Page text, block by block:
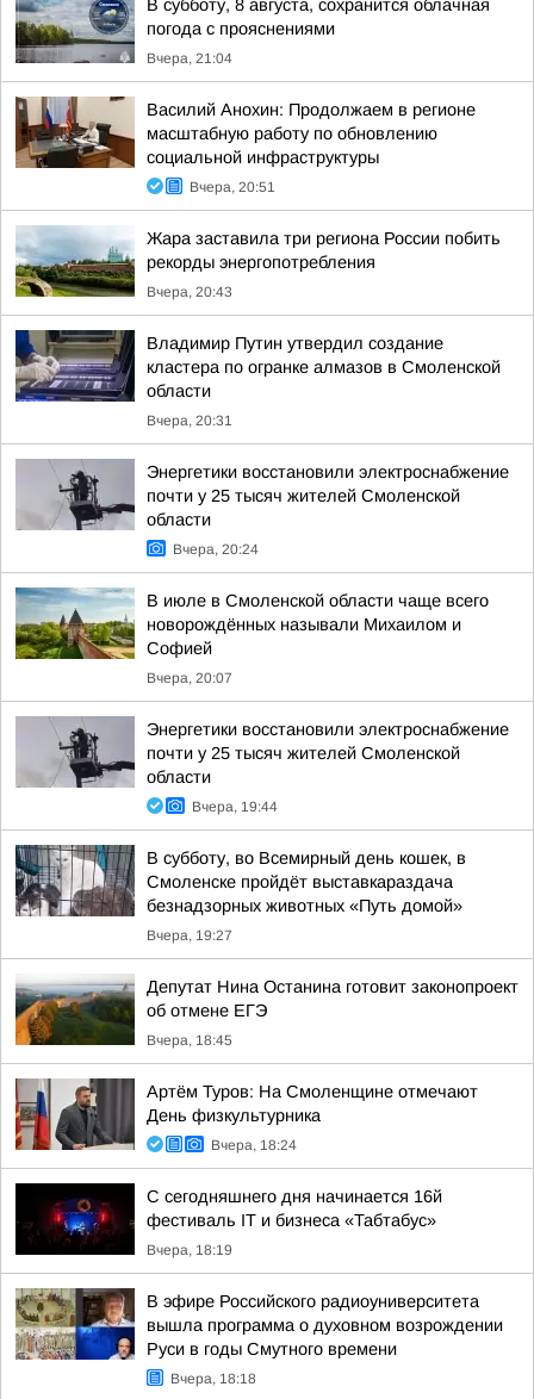
В субботу, 8 августа, сохранится облачная
погода с прояснениями
Вчера, 21:04
Василий Анохин: Продолжаем в регионе
масштабную работу по обновлению
социальной инфраструктуры
Вчера, 20:51
Жара заставила три региона России побить
рекорды энергопотребления
Вчера, 20:43
Владимир Путин утвердил создание
кластера по огранке алмазов в Смоленской
области
Вчера, 20:31
Энергетики восстановили электроснабжение
почти у 25 тысяч жителей Смоленской
области
Вчера, 20:24
В июле в Смоленской области чаще всего
новорождённых называли Михаилом и
Софией
Вчера, 20:07
Энергетики восстановили электроснабжение
почти у 25 тысяч жителей Смоленской
области
Вчера, 19:44
В субботу, во Всемирный день кошек, в
Смоленске пройдёт выставкараздача
безнадзорных животных «Путь домой»
Вчера, 19:27
Депутат Нина Останина готовит законопроект
об отмене ЕГЭ
Вчера, 18:45
Артём Туров: На Смоленщине отмечают
День физкультурника
Вчера, 18:24
С сегодняшнего дня начинается 16й
фестиваль IT и бизнеса «Табтабус»
Вчера, 18:19
В эфире Российского радиоуниверситета
вышла программа о духовном возрождении
Руси в годы Смутного времени
Вчера, 18:18